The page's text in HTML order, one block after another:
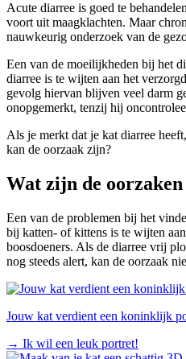
Acute diarree is goed te
voort uit maagklachten. Maar
nauwkeurig onderzoek van de
Een van de moeilijkheden bij het
diarree is te wijten aan het
gevolg hiervan blijven veel darm
onopgemerkt, tenzij hij
Als je merkt dat je kat diarree
kan de oorzaak zijn?
Wat zijn de
Een van de problemen bij het
bij katten- of kittens is te wijten
boosdoeners. Als de diarree vrij
nog steeds alert, kan de oorzaak
Jouw kat verdient een koninklijk
→ Ik wil een leuk portret!